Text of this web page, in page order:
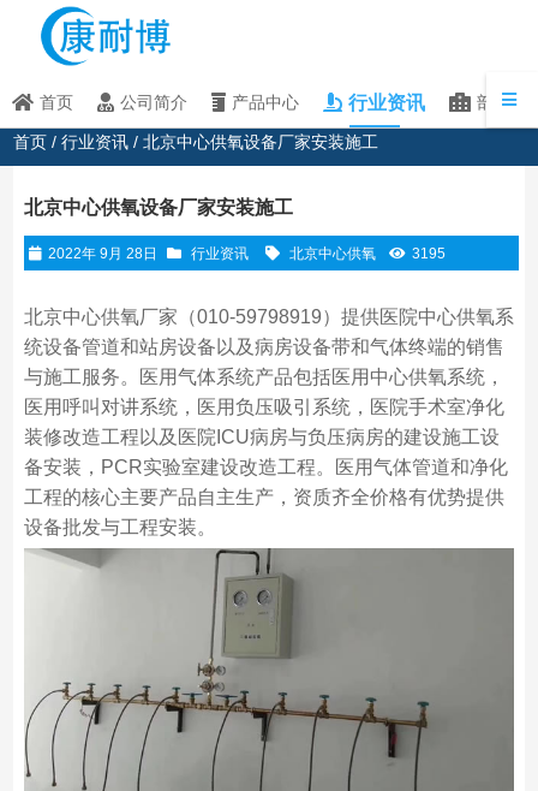
首页 公司简介 产品中心 行业资讯 部分客
首页 /行业资讯 / 北京中心供氧设备厂家安装施工
北京中心供氧设备厂家安装施工
2022年 9月 28日 行业资讯 北京中心供氧 3195
北京中心供氧厂家（010-59798919）提供医院中心供氧系
统设备管道和站房设备以及病房设备带和气体终端的销售
与施工服务。医用气体系统产品包括医用中心供氧系统，
医用呼叫对讲系统，医用负压吸引系统，医院手术室净化
装修改造工程以及医院ICU病房与负压病房的建设施工设
备安装，PCR实验室建设改造工程。医用气体管道和净化
工程的核心主要产品自主生产，资质齐全价格有优势提供
设备批发与工程安装。